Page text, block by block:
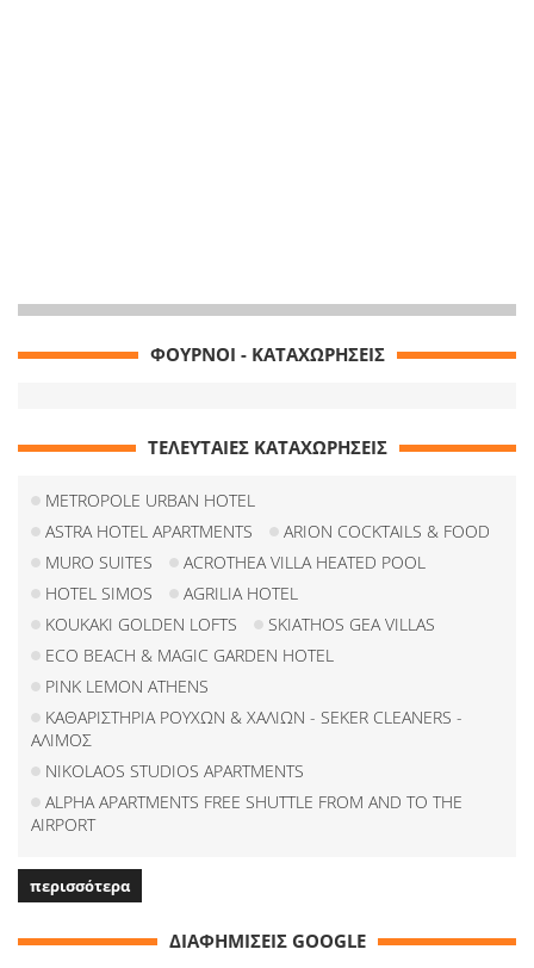
ΦΟΥΡΝΟΙ - ΚΑΤΑΧΩΡΗΣΕΙΣ
ΤΕΛΕΥΤΑΙΕΣ ΚΑΤΑΧΩΡΗΣΕΙΣ
METROPOLE URBAN HOTEL
ASTRA HOTEL APARTMENTS
ARION COCKTAILS & FOOD
MURO SUITES
ACROTHEA VILLA HEATED POOL
HOTEL SIMOS
AGRILIA HOTEL
KOUKAKI GOLDEN LOFTS
SKIATHOS GEA VILLAS
ECO BEACH & MAGIC GARDEN HOTEL
PINK LEMON ATHENS
ΚΑΘΑΡΙΣΤΗΡΙΑ ΡΟΥΧΩΝ & ΧΑΛΙΩΝ - SEKER CLEANERS -
ΑΛΙΜΟΣ
NIKOLAOS STUDIOS APARTMENTS
ALPHA APARTMENTS FREE SHUTTLE FROM AND TO THE
AIRPORT
περισσότερα
ΔΙΑΦΗΜΙΣΕΙΣ GOOGLE